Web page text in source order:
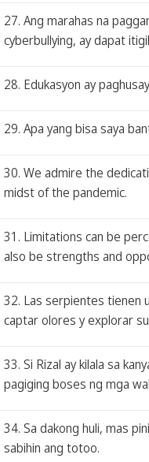
27. Ang marahas na
cyberbullying, ay dapat
28. Edukasyon ay
29. Apa yang bisa saya
30. We admire the
midst of the pandemic.
31. Limitations can be
also be strengths and
32. Las serpientes tienen
captar olores y explorar
33. Si Rizal ay kilala sa
pagiging boses ng mga
34. Sa dakong huli, mas
sabihin ang totoo.